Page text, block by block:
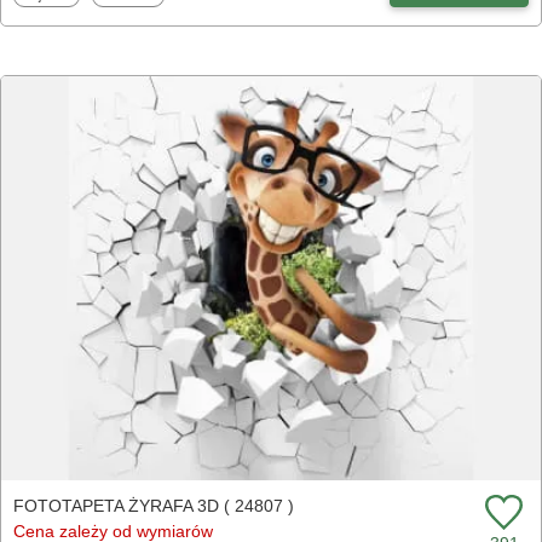
FOTOTAPETA ŻYRAFA 3D ( 24807 )
Cena zależy od wymiarów